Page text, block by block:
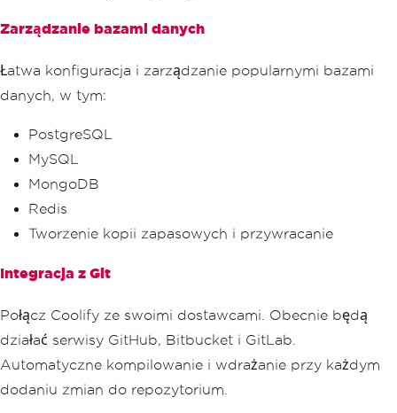
Zarządzanie bazami danych
Łatwa konfiguracja i zarządzanie popularnymi bazami
danych, w tym:
PostgreSQL
MySQL
MongoDB
Redis
Tworzenie kopii zapasowych i przywracanie
Integracja z Git
Połącz Coolify ze swoimi dostawcami. Obecnie będą
działać serwisy GitHub, Bitbucket i GitLab.
Automatyczne kompilowanie i wdrażanie przy każdym
dodaniu zmian do repozytorium.